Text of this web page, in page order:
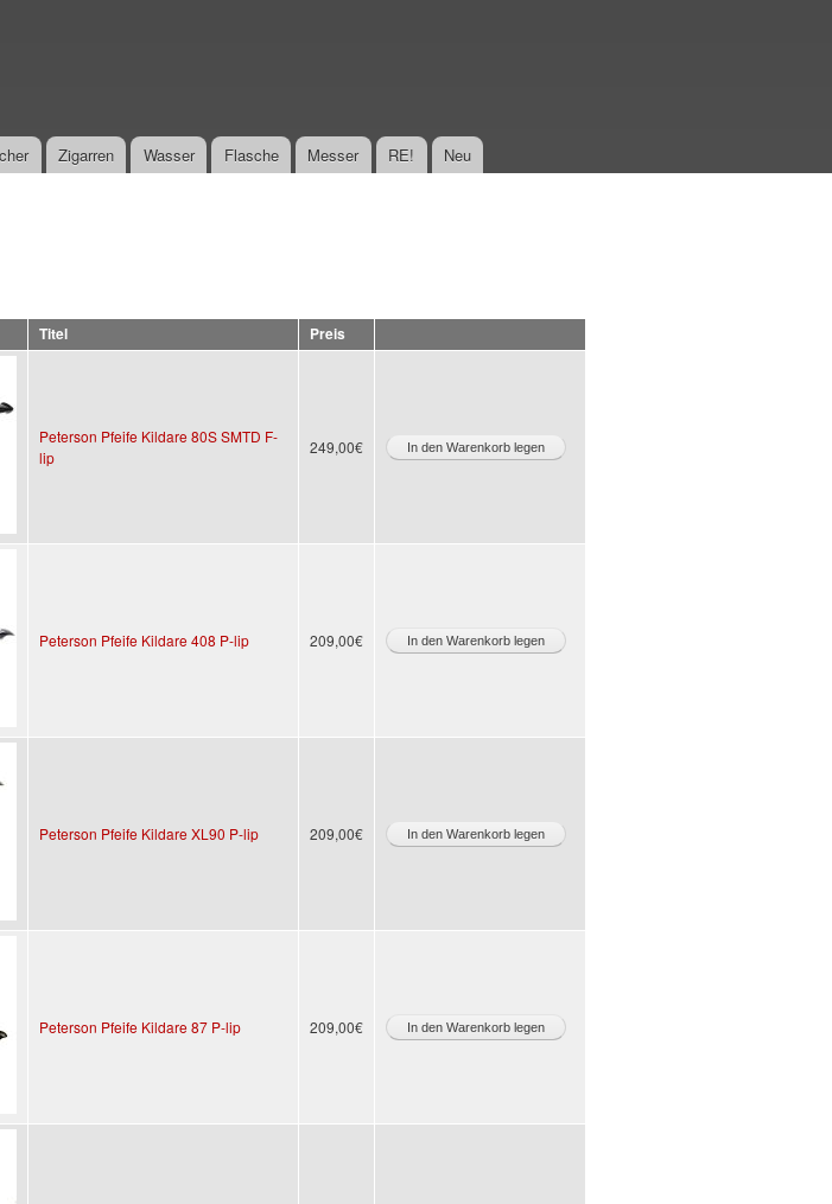
Zigarren Wasser Flasche Messer RE! Neu
Titel Preis
Peterson Pfeife Kildare 80S SMTD F-
lip
249,00€
Peterson Pfeife Kildare 408 P-lip 209,00€
Peterson Pfeife Kildare XL90 P-lip 209,00€
Peterson Pfeife Kildare 87 P-lip 209,00€